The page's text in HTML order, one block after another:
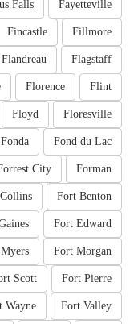
Fayetteville
Falls
Fillmore
Fincastle
Flagstaff
Flandreau
Flint
Florence
Floresville
Floyd
Fond du Lac
Fonda
Forman
City
Fort Benton
Fort Edward
Fort Morgan
Fort Pierre
Scott
Fort Valley
Wayne